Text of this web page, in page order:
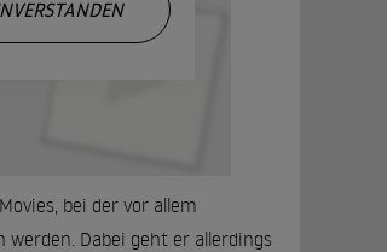
bei der vor allem
werden. Dabei geht er allerdings